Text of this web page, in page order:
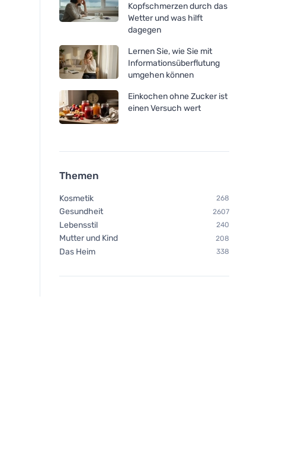
Organika Benediktin 500
mg, 60 Kapseln
Organika
mg, 60 Kapseln
Kopfschmerzen durch das
Wetter und was hilft
dagegen
Lernen Sie, wie Sie mit
Informationsüberflutung
umgehen können
Einkochen ohne Zucker ist
einen Versuch wert
Themen
Kosmetik 268
Gesundheit 2607
Lebensstil 240
Mutter und Kind 208
Das Heim 338